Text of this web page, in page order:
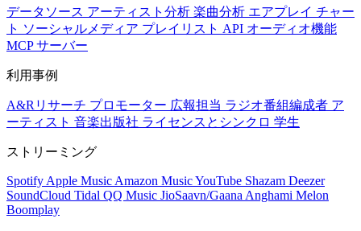
データソース アーティスト分析 楽曲分析 エアプレイ チャー
ト ソーシャルメディア プレイリスト API オーディオ機能
MCP サーバー
利用事例
A&Rリサーチ プロモーター 広報担当 ラジオ番組編成者 ア
ーティスト 音楽出版社 ライセンスとシンクロ 学生
ストリーミング
Spotify Apple Music Amazon MusicYouTube Shazam Deezer
SoundCloud Tidal QQ Music JioSaavn/Gaana Anghami Melon
Boomplay